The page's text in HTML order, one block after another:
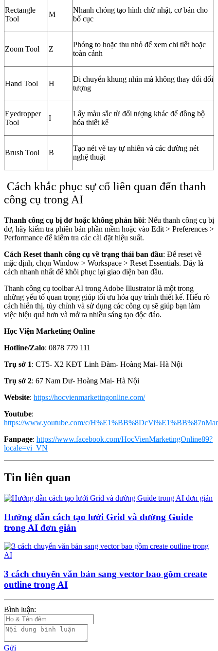
Rectangle
Tool
M
Nhanh chóng tạo hình chữ nhật, cơ bản cho
bố cục
Zoom Tool Z
Phóng to hoặc thu nhỏ để xem chi tiết hoặc
toàn cảnh
Hand Tool H
Di chuyển khung nhìn mà không thay đổi đối
tượng
Eyedropper
Tool
I
Lấy màu sắc từ đối tượng khác để đồng bộ
hóa thiết kế
Brush Tool B
Tạo nét vẽ tay tự nhiên và các đường nét
nghệ thuật
Cách khắc phục sự cố liên quan đến thanh
công cụ trong AI
Thanh công cụ bị đơ hoặc không phản hồi: Nếu thanh công cụ bị
đơ, hãy kiểm tra phiên bản phần mềm hoặc vào Edit > Preferences >
Performance để kiểm tra các cài đặt hiệu suất.
Cách Reset thanh công cụ về trạng thái ban đầu: Để reset về
mặc định, chọn Window > Workspace > Reset Essentials. Đây là
cách nhanh nhất để khôi phục lại giao diện ban đầu.
Thanh công cụ toolbar AI trong Adobe Illustrator là một trong
những yếu tố quan trọng giúp tối ưu hóa quy trình thiết kế. Hiểu rõ
cách hiển thị, tùy chỉnh và sử dụng các công cụ sẽ giúp bạn làm
việc hiệu quả hơn và mở ra nhiều sáng tạo độc đáo.
Học Viện Marketing Online
Hotline/Zalo: 0878 779 111
Trụ sở 1: CT5- X2 KĐT Linh Đàm- Hoàng Mai- Hà Nội
Trụ sở 2: 67 Nam Dư- Hoàng Mai- Hà Nội
Website: https://hocvienmarketingonline.com/
Youtube:
https://www.youtube.com/c/
Fanpage: https://www.facebook.com/HocVienMarketingOnline89?
locale=vi_VN
Tin liên quan
Hướng dẫn cách tạo lưới Grid và đường Guide
trong AI đơn giản
3 cách chuyển văn bản sang vector bao gồm create
outline trong AI
Bình luận:
Gửi